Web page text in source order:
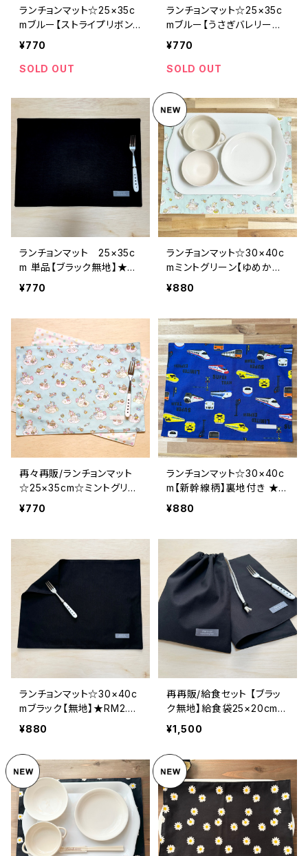
ランチョンマット☆25×35c
mブルー【ストライプリボン
柄】★RM. シンプル 女の
巾着袋や入園オーダーHos
¥770
SOLD OUT
ランチョンマット☆25×35c
mブルー【うさぎバレリーナ
柄】★RM.ゆめかわ ウサ
かわいい巾着袋や入園オー
¥770
SOLD OUT
ランチョンマット 25×35c
m 単品【ブラック無地】★R
M.B10 シンプル 裏地付き
や入園オーダーHoshizora
☆ほしぞら
¥770
ランチョンマット☆30×40c
mミントグリーン【ゆめかわ
ペガサス雲と虹ラメ入り】★
フキン｜通園通学用のかわ
いい巾着袋や入園オーダー
Hoshizora☆ほしぞら
¥880
再々再販/ランチョンマット
☆25×35cm☆ミントグリー
ン【ゆめかわペガサス雲と虹
｜通園通学用のかわいい巾
着袋や入園オーダーHoshi
zora☆ほしぞら
¥770
ランチョンマット☆30×40c
m【新幹線柄】裏地付き ★R
M2. 64656667 男の子
¥880
ランチョンマット☆30×40c
mブラック【無地】★RM2.62
63 シンプル 男の子 かっ
学用のかわいい巾着袋や入
園オーダーHoshizora☆ほ
しぞら
¥880
再再販/給食セット 【ブラッ
ク無地】給食袋25×20cm
ランチョンマット 25×35c
m ★SET.4041 シンプル
裏地付き マイカラー my
color｜通園通学用のかわ
いい巾着袋や入園オーダー
Hoshizora☆ほしぞら
¥1,500